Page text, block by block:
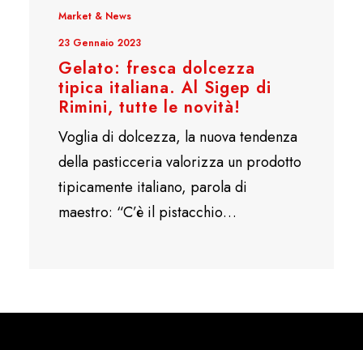
Market & News
23 Gennaio 2023
Gelato: fresca dolcezza
tipica italiana. Al Sigep di
Rimini, tutte le novità!
Voglia di dolcezza, la nuova tendenza
della pasticceria valorizza un prodotto
tipicamente italiano, parola di
maestro: “C’è il pistacchio…